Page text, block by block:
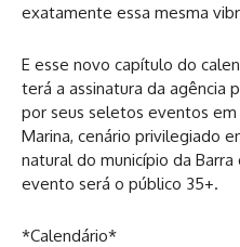
exatamente essa mesma
E esse novo capítulo do
terá a assinatura da agência
por seus seletos eventos em
Marina, cenário privilegiado
natural do município da
evento será o público 35+.
*Calendário*